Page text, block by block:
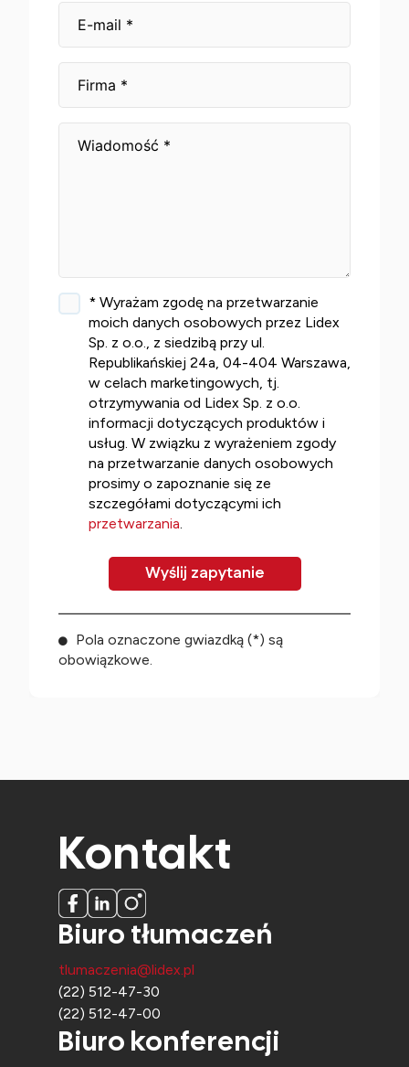
* Wyrażam zgodę na przetwarzanie
moich danych osobowych przez Lidex
Sp. z o.o., z siedzibą przy ul.
Republikańskiej 24a, 04-404 Warszawa,
w celach marketingowych, tj.
otrzymywania od Lidex Sp. z o.o.
informacji dotyczących produktów i
usług. W związku z wyrażeniem zgody
na przetwarzanie danych osobowych
prosimy o zapoznanie się ze
szczegółami dotyczącymi ich
przetwarzania.
Pola oznaczone gwiazdką (*) są
obowiązkowe.
Kontakt
Biuro tłumaczeń
tlumaczenia@lidex.pl
(22) 512-47-30
(22) 512-47-00
Biuro konferencji